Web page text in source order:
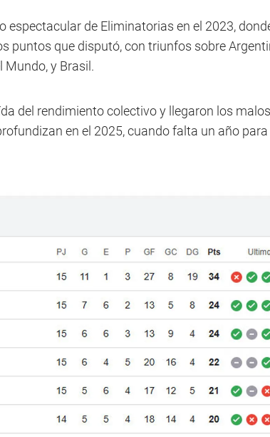
espectacular de Eliminatorias en el 2023,
puntos que disputó, con triunfos sobre
Mundo, y Brasil.
del rendimiento colectivo y llegaron los malos
en el 2025, cuando falta un año para